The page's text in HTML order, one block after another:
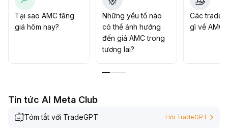
bản ứng dụng kinh doanh, giá trị dài hạn sẽ khó thể
hiện.
Ngắn hạn nên đặt cắt lỗ quanh mức 2,50 USD để phòng
tránh rủi ro giảm sâu hơn.
Tại sao AMC tăng
giá hôm nay?
Những yếu tố nào
có thể ảnh hưởng
đến giá AMC trong
tương lai?
Các trader
gì về AMC?
Tin tức AI Meta Club
Tóm tắt với TradeGPT Hỏi TradeGPT